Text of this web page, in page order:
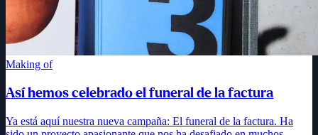
Making of
Así hemos celebrado el funeral de la factura
Ya está aquí nuestra nueva campaña: El funeral de la factura. Ha